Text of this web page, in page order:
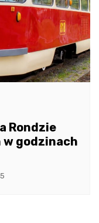
Rondzie
godzinach